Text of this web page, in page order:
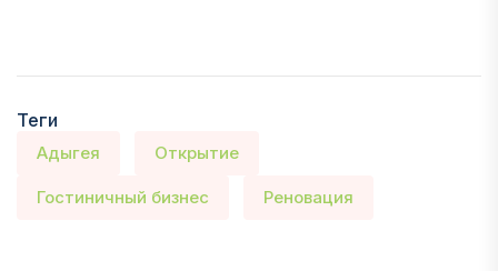
Теги
Адыгея Открытие
Гостиничный бизнес Реновация